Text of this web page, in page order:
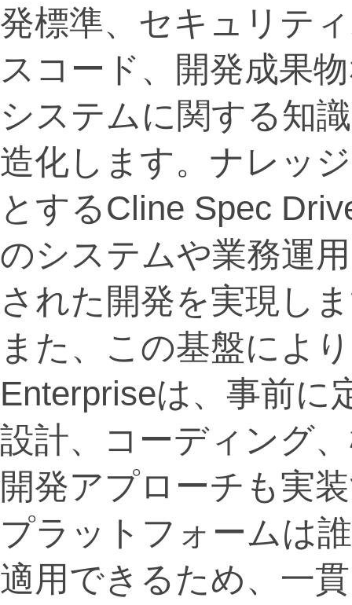
発標準、セキュリテ
スコード、開発成果
システムに関する知
造化します。ナレッ
とするCline Spec
のシステムや業務運
された開発を実現し
また、この基盤によ
Enterpriseは、事前に
設計、コーディング
開発アプローチも実
プラットフォームは
適用できるため、一